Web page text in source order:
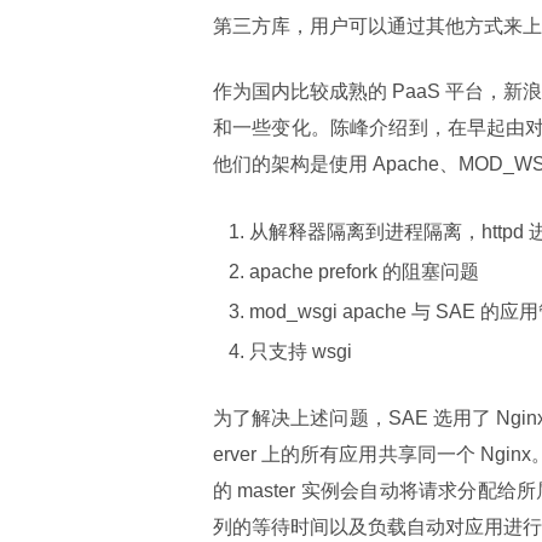
第三方库，用户可以通过其他方式来
作为国内比较成熟的 PaaS 平台，新
和一些变化。陈峰介绍到，在早起由
他们的架构是使用 Apache、
从解释器隔离到进程隔离，httpd
apache prefork 的阻塞问题
mod_wsgi apache 与 SAE 的应
只支持 wsgi
为了解决上述问题，SAE 选用了
erver 上的所有应用共享同一个
的 master 实例会自动将请求分配给
列的等待时间以及负载自动对应用进